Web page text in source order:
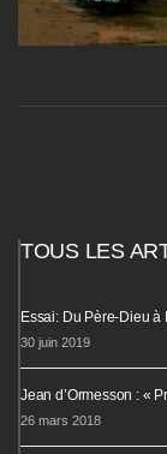
TOUS LES
Essai: Du Père-Dieu à
30 juin 2019
Jean d’Ormesson : «
26 mars 2018